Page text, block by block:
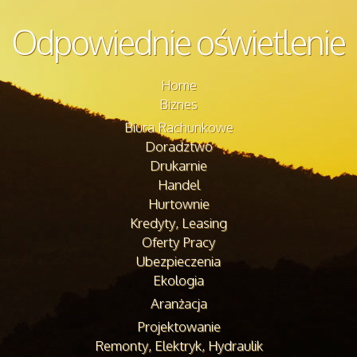
Odpowiednie oświetlenie
Home
Biznes
Biura Rachunkowe
Doradztwo
Drukarnie
Handel
Hurtownie
Kredyty, Leasing
Oferty Pracy
Ubezpieczenia
Ekologia
Aranżacja
Projektowanie
Remonty, Elektryk, Hydraulik